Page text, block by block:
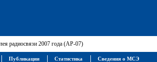
радиосвязи 2007 года (АР-07)
Публикации Статистика Сведения о МСЭ